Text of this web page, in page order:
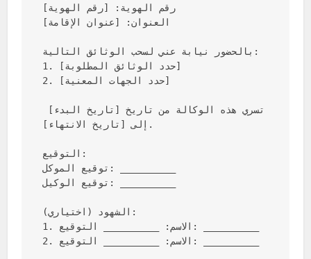
رقم الهوية: [رقم الهوية]
العنوان: [عنوان الإقامة]
بالحضور نيابة عني لسحب الوثائق التالية:
1. [حدد الوثائق المطلوبة]
2. [حدد الجهات المعنية]
إلى [تاريخ الانتهاء].
التوقيع:
توقيع الموكل: __________
توقيع الوكيل: __________
الشهود (اختياري):
1. الاسم: __________ التوقيع: __________
2. الاسم: __________ التوقيع: __________